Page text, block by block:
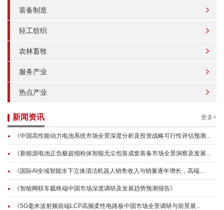
装备制造
轻工纺织
农林畜牧
服务产业
热点产业
新闻资讯 更多+
《中国高性能动力电池系统市场全景深度分析及投资战略可行性评估预测...
《新能源电池正负极超细粉体智能无尘包装成套装备市场全景洞察及发展...
《国际AI全域智能水下立体清洁机器人销售收入与销量逐年增长，高端...
《智能网联车载终端中国市场深度调研及发展趋势预测报告》
《5G毫米波射频前端LCP高频柔性电路板中国市场全景调研与前景展...